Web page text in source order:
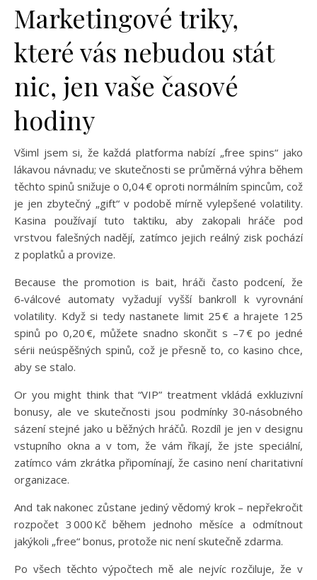
Marketingové triky,
které vás nebudou stát
nic, jen vaše časové
hodiny
Všiml jsem si, že každá platforma nabízí „free spins“ jako
lákavou návnadu; ve skutečnosti se průměrná výhra během
těchto spinů snižuje o 0,04 € oproti normálním spincům, což
je jen zbytečný „gift“ v podobě mírně vylepšené volatility.
Kasina používají tuto taktiku, aby zakopali hráče pod
vrstvou falešných nadějí, zatímco jejich reálný zisk pochází
z poplatků a provize.
Because the promotion is bait, hráči často podcení, že
6‑válcové automaty vyžadují vyšší bankroll k vyrovnání
volatility. Když si tedy nastanete limit 25 € a hrajete 125
spinů po 0,20 €, můžete snadno skončit s –7 € po jedné
sérii neúspěšných spinů, což je přesně to, co kasino chce,
aby se stalo.
Or you might think that “VIP” treatment vkládá exkluzivní
bonusy, ale ve skutečnosti jsou podmínky 30‑násobného
sázení stejné jako u běžných hráčů. Rozdíl je jen v designu
vstupního okna a v tom, že vám říkají, že jste speciální,
zatímco vám zkrátka připomínají, že casino není charitativní
organizace.
And tak nakonec zůstane jediný vědomý krok – nepřekročit
rozpočet 3 000 Kč během jednoho měsíce a odmítnout
jakýkoli „free“ bonus, protože nic není skutečně zdarma.
Po všech těchto výpočtech mě ale nejvíc rozčiluje, že v